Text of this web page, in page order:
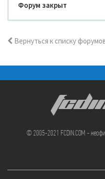
Форум закрыт
Вернуться к списку
© 2005-2021 FCDIN.COM -